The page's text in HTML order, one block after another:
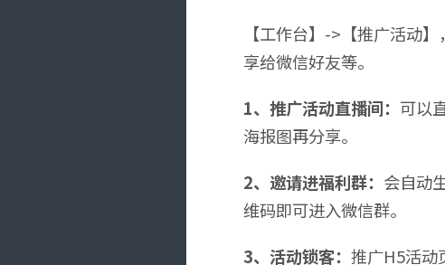
【工作台】->【推广活动
享给微信好友等。
1、推广活动直播间： 可以
海报图再分享。
2、邀请进福利群： 会自动
维码即可进入微信群。
3、活动锁客： 推广H5活动